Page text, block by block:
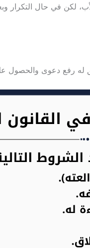
لكن في حال التكرار
له رفع دعوى والحصول